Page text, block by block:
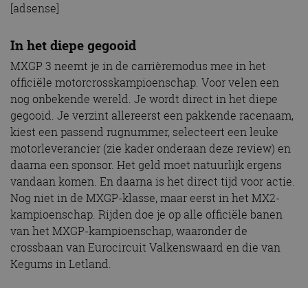
[adsense]
In het diepe gegooid
MXGP 3 neemt je in de carrièremodus mee in het
officiële motorcrosskampioenschap. Voor velen een
nog onbekende wereld. Je wordt direct in het diepe
gegooid. Je verzint allereerst een pakkende racenaam,
kiest een passend rugnummer, selecteert een leuke
motorleverancier (zie kader onderaan deze review) en
daarna een sponsor. Het geld moet natuurlijk ergens
vandaan komen. En daarna is het direct tijd voor actie.
Nog niet in de MXGP-klasse, maar eerst in het MX2-
kampioenschap. Rijden doe je op alle officiële banen
van het MXGP-kampioenschap, waaronder de
crossbaan van Eurocircuit Valkenswaard en die van
Kegums in Letland.